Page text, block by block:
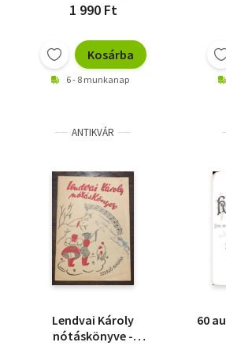
1 990 Ft
Kosárba
6 - 8 munkanap
ANTIKVÁR
Lendvai Károly
nótáskönyve -
60